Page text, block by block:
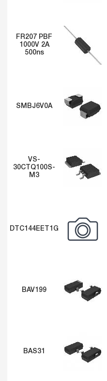
FR207 PBF
1000V 2A
500ns
SMBJ6V0A
VS-
30CTQ100S-
M3
DTC144EET1G
BAV199
BAS31